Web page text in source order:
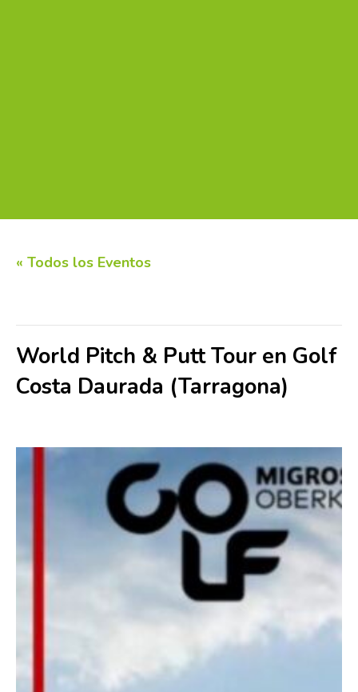
« Todos los Eventos
World Pitch & Putt Tour en Golf
Costa Daurada (Tarragona)